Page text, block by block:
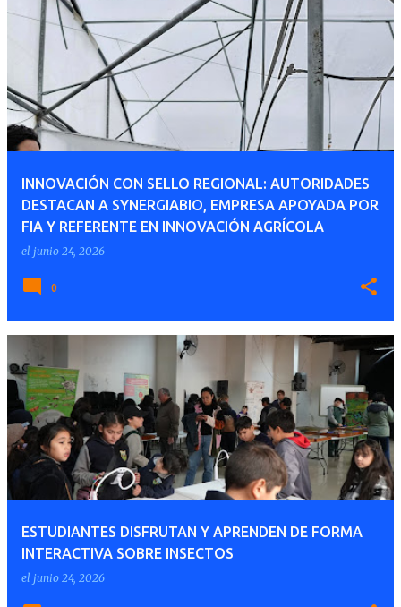
INNOVACIÓN CON SELLO REGIONAL: AUTORIDADES
DESTACAN A SYNERGIABIO, EMPRESA APOYADA POR
FIA Y REFERENTE EN INNOVACIÓN AGRÍCOLA
el junio 24, 2026
0
ESTUDIANTES DISFRUTAN Y APRENDEN DE FORMA
INTERACTIVA SOBRE INSECTOS
el junio 24, 2026